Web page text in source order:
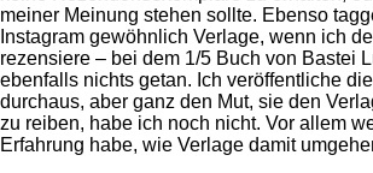
meiner Meinung stehen sollte. Ebenso
Instagram gewöhnlich Verlage, wenn ich
rezensiere – bei dem 1/5 Buch von Bastei
ebenfalls nichts getan. Ich veröffentliche
durchaus, aber ganz den Mut, sie den
zu reiben, habe ich noch nicht. Vor allem
Erfahrung habe, wie Verlage damit